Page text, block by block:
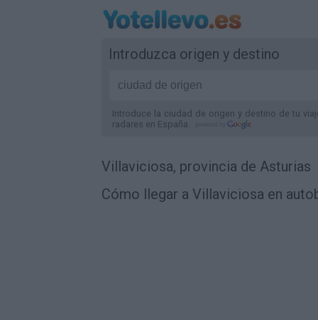
Introduzca origen y destino
Introduce la ciudad de origen y destino de tu
radares en España.
Villaviciosa, provincia de Asturias
Cómo llegar a Villaviciosa en